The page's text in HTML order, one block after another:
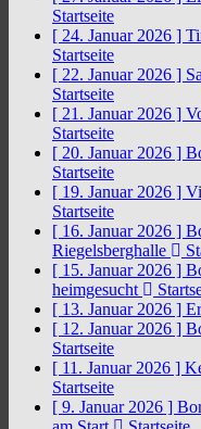
Startseite
[ 24. Januar 2026 ]
Startseite
[ 22. Januar 2026 ]
Startseite
[ 21. Januar 2026 ]
Startseite
[ 20. Januar 2026 ]
Startseite
[ 19. Januar 2026 ]
Startseite
[ 16. Januar 2026 ]
Riegelsberghalle
[ 15. Januar 2026 ]
heimgesucht
[ 13. Januar 2026 ]
[ 12. Januar 2026 ]
Startseite
[ 11. Januar 2026 ]
Startseite
[ 9. Januar 2026 ]